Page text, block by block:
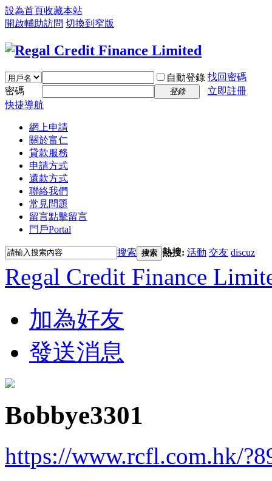
設為首頁收藏本站
開啟輔助訪問 切換到窄版
自動登錄 找回密碼
密碼
登錄
立即註冊
快捷導航
網上申請
關於富仁
貸款服務
申請方式
還款方式
聯絡我們
常見問題
留言點擊留言
門戶Portal
搜索 搜索 熱搜: 活動 交友 discuz
Regal Credit Finance
加為好友
發送消息
Bobbye3301
https://www.rcfl.com.hk/